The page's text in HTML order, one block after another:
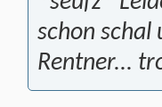
schon schal
Rentner...